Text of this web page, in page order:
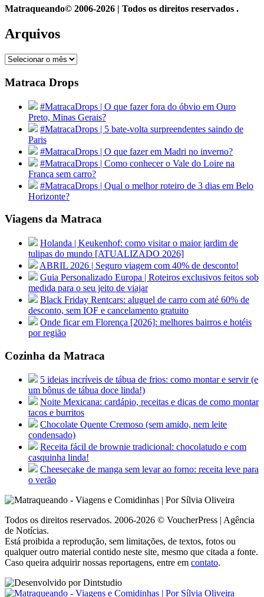
Matraqueando© 2006-2026 | Todos os direitos reservados .
Arquivos
Arquivos
Matraca Drops
#MatracaDrops | O que fazer fora do óbvio em Ouro
Preto, Minas Gerais?
#MatracaDrops | 5 bate-volta surpreendentes saindo de
Paris
#MatracaDrops | O que fazer em Madri no inverno?
#MatracaDrops | Como conhecer o Vale do Loire na
França sem carro?
#MatracaDrops | Qual o melhor roteiro de 3 dias em Belo
Horizonte?
Viagens da Matraca
Holanda | Keukenhof: como visitar o maior jardim de
tulipas do mundo [ATUALIZADO 2026]
ABRIL 2026 | Seguro viagem com 40% de desconto!
Guia Personalizado Europa | Roteiros exclusivos feitos sob
medida para o seu jeito de viajar
Black Friday Rentcars: aluguel de carro com até 60% de
desconto, sem IOF e cancelamento gratuito
Onde ficar em Florença [2026]: melhores bairros e hotéis
por região
Cozinha da Matraca
5 ideias incríveis de tábua de frios: como montar e servir (e
um bônus de tábua doce linda!)
Noite Mexicana: cardápio, receitas e dicas de como montar
tacos e burritos
Chocolate Quente Cremoso (sem amido, nem leite
condensado)
Receita fácil de brownie tradicional: chocolatudo e com
casquinha linda!
Cheesecake de manga sem levar ao forno: receita leve para
o verão
Todos os direitos reservados. 2006-2026 © VoucherPress | Agência
de Notícias.
Está proibida a reprodução, sem limitações, de textos, fotos ou
qualquer outro material contido neste site, mesmo que citada a fonte.
Caso queira adquirir nossas reportagens, entre em contato.